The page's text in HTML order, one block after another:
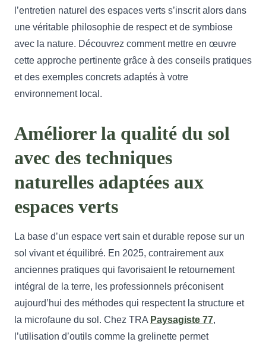
l’entretien naturel des espaces verts s’inscrit alors dans
une véritable philosophie de respect et de symbiose
avec la nature. Découvrez comment mettre en œuvre
cette approche pertinente grâce à des conseils pratiques
et des exemples concrets adaptés à votre
environnement local.
Améliorer la qualité du sol
avec des techniques
naturelles adaptées aux
espaces verts
La base d’un espace vert sain et durable repose sur un
sol vivant et équilibré. En 2025, contrairement aux
anciennes pratiques qui favorisaient le retournement
intégral de la terre, les professionnels préconisent
aujourd’hui des méthodes qui respectent la structure et
la microfaune du sol. Chez TRA Paysagiste 77,
l’utilisation d’outils comme la grelinette permet